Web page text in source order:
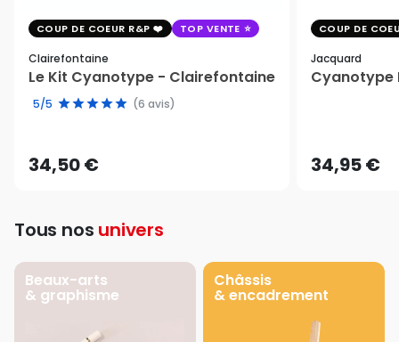
COUP DE COEUR R&P TOP VENTE
Clairefontaine
Le Kit Cyanotype - Clairefontaine
5/5 (6 avis)
34,50 €
COUP DE
Jacquard
Cyanotype
34,95 €
Tous nos univers
Beaux-arts
& graphisme
Châssis
& encadrement